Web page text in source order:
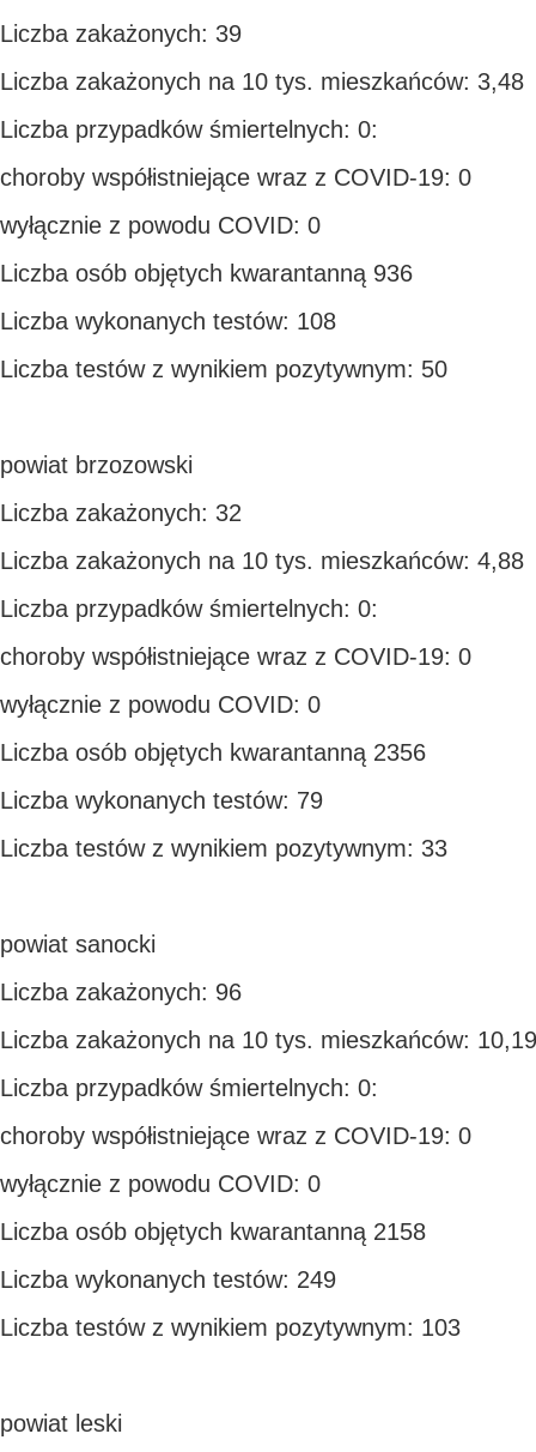
Liczba zakażonych: 39
Liczba zakażonych na 10 tys. mieszkańców: 3,48
Liczba przypadków śmiertelnych: 0:
choroby współistniejące wraz z COVID-19: 0
wyłącznie z powodu COVID: 0
Liczba osób objętych kwarantanną 936
Liczba wykonanych testów: 108
Liczba testów z wynikiem pozytywnym: 50
powiat brzozowski
Liczba zakażonych: 32
Liczba zakażonych na 10 tys. mieszkańców: 4,88
Liczba przypadków śmiertelnych: 0:
choroby współistniejące wraz z COVID-19: 0
wyłącznie z powodu COVID: 0
Liczba osób objętych kwarantanną 2356
Liczba wykonanych testów: 79
Liczba testów z wynikiem pozytywnym: 33
powiat sanocki
Liczba zakażonych: 96
Liczba zakażonych na 10 tys. mieszkańców: 10,19
Liczba przypadków śmiertelnych: 0:
choroby współistniejące wraz z COVID-19: 0
wyłącznie z powodu COVID: 0
Liczba osób objętych kwarantanną 2158
Liczba wykonanych testów: 249
Liczba testów z wynikiem pozytywnym: 103
powiat leski